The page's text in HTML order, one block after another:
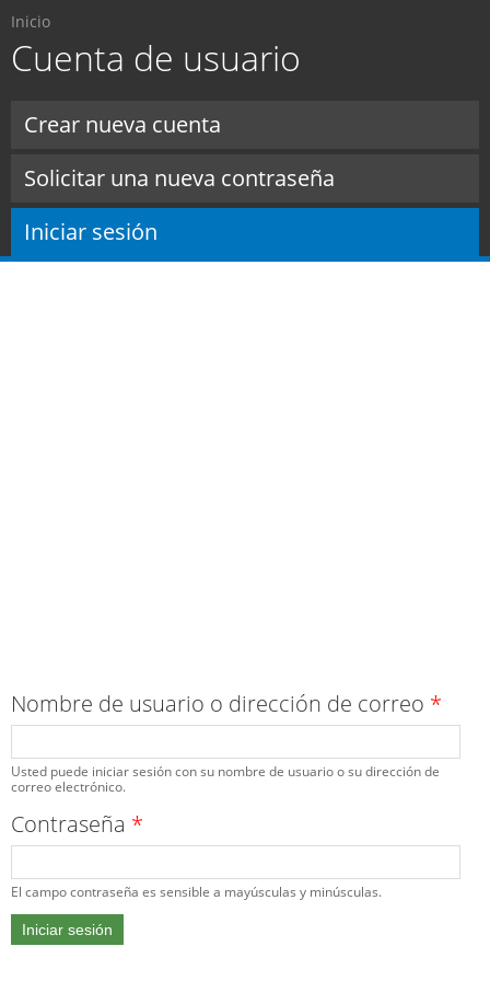
principal
Usted está aquí
Inicio
Cuenta de usuario
Crear nueva cuenta
Solicitar una nueva contraseña
Iniciar sesión
Nombre de usuario o dirección de correo *
Usted puede iniciar sesión con su nombre de usuario o su dirección de
correo electrónico.
Contraseña *
El campo contraseña es sensible a mayúsculas y minúsculas.